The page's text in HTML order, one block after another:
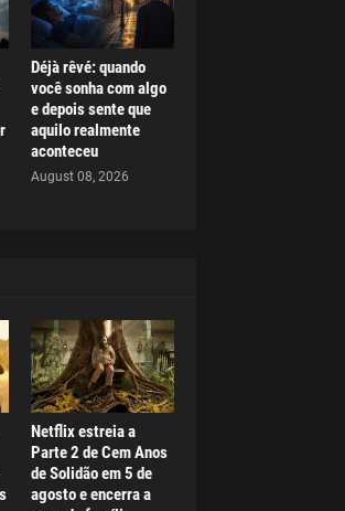
Déjà rêvé: quando
você sonha com algo
e depois sente que
aquilo realmente
aconteceu
August 08, 2026
Netflix estreia a
Parte 2 de Cem Anos
de Solidão em 5 de
agosto e encerra a